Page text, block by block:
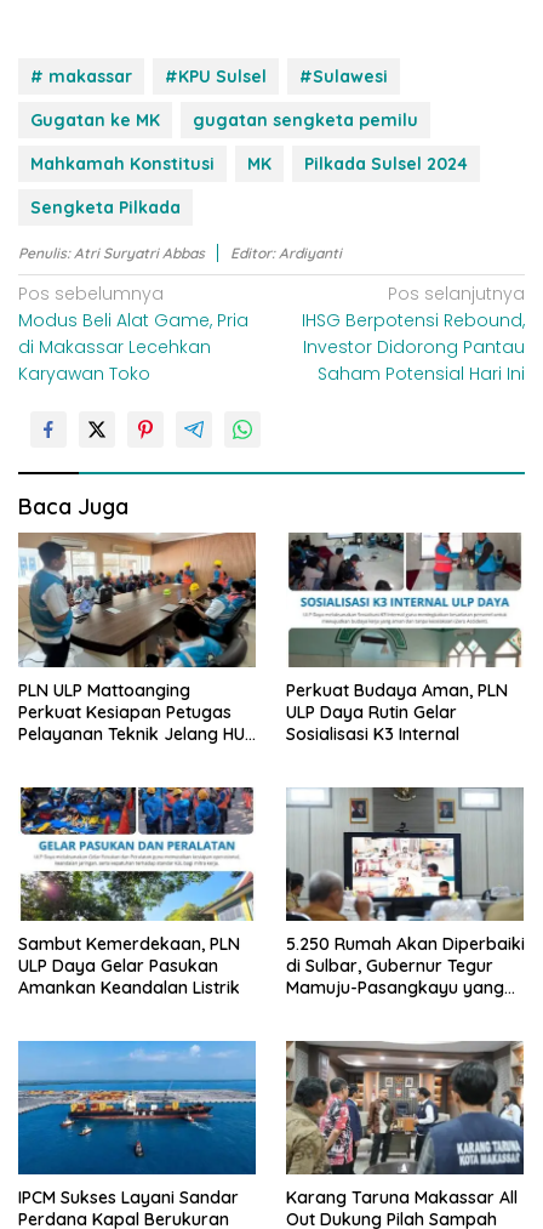
# makassar #KPU Sulsel
#Sulawesi
Gugatan ke MK
gugatan sengketa pemilu
Mahkamah Konstitusi
MK
Pilkada Sulsel 2024
Sengketa Pilkada
Penulis: Atri Suryatri Abbas Editor: Ardiyanti
N
a
v
a
s
i
p
o
s
Pos sebelumnya
Modus Beli Alat Game, Pria
di Makassar Lecehkan
Karyawan Toko
Pos selanjutnya
IHSG Berpotensi Rebound,
Investor Didorong Pantau
Saham Potensial Hari Ini
Baca Juga
PLN ULP Mattoanging
Perkuat Kesiapan Petugas
Pelayanan Teknik Jelang HUT
Perkuat Budaya Aman, PLN
ULP Daya Rutin Gelar
Sosialisasi K3 Internal
Sambut Kemerdekaan, PLN
ULP Daya Gelar Pasukan
Amankan Keandalan Listrik
5.250 Rumah Akan Diperbaiki
di Sulbar, Gubernur Tegur
Mamuju-Pasangkayu yang
IPCM Sukses Layani Sandar
Perdana Kapal Berukuran
Karang Taruna Makassar All
Out Dukung Pilah Sampah